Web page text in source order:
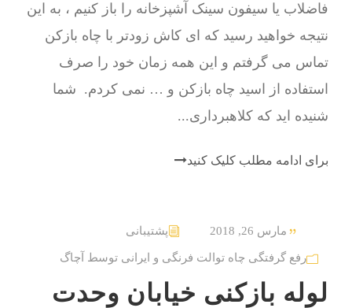
فاضلاب یا سیفون سینک آشپزخانه را باز کنیم ، به این
نتیجه خواهید رسید که ای کاش زودتر با چاه بازکن
تماس می گرفتم و این همه زمان خود را صرف
استفاده از اسید چاه بازکن و … نمی کردم. شما
شنیده اید که کلاهبرداری...
برای ادامه مطلب کلیک کنید
مارس 26, 2018 پشتیبانی
رفع گرفتگی چاه توالت فرنگی و ایرانی توسط آچاگ
لوله بازکنی خیابان وحدت